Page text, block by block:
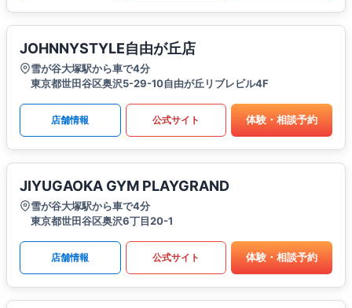
JOHNNYSTYLE自由が丘店
雪が谷大塚駅から車で4分
東京都世田谷区奥沢5-29-10自由が丘リブレビル4F
店舗情報 公式サイト 体験・相談予約
JIYUGAOKA GYM PLAYGRAND
雪が谷大塚駅から車で4分
東京都世田谷区奥沢6丁目20-1
店舗情報 公式サイト 体験・相談予約